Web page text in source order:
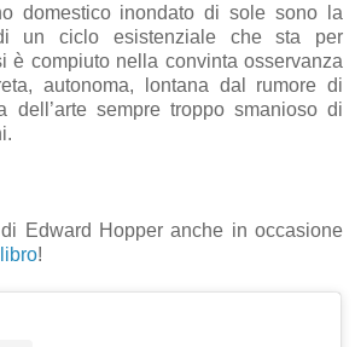
domestico inondato di sole sono la
un ciclo esistenziale che sta per
è compiuto nella convinta osservanza
autonoma, lontana dal rumore di
dell’arte sempre troppo smanioso di
Edward Hopper anche in occasione
!